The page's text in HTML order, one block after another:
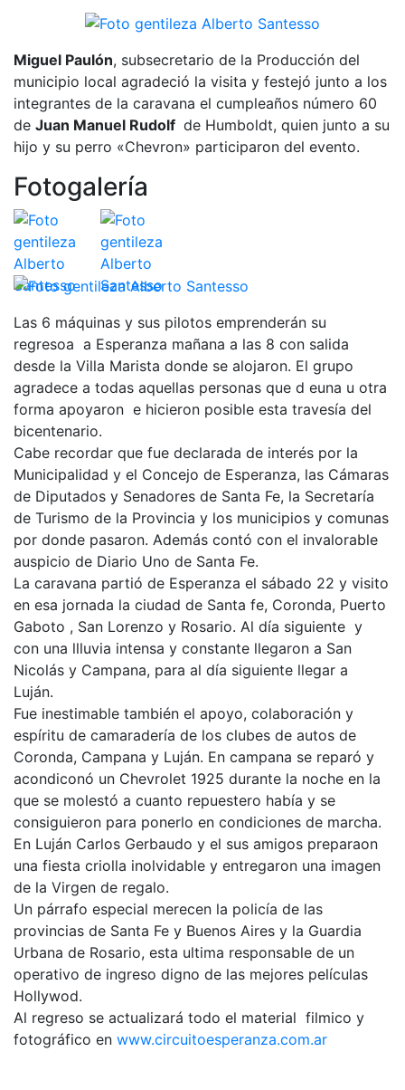
Miguel Paulón, subsecretario de la Producción del
municipio local agradeció la visita y festejó junto a los
integrantes de la caravana el cumpleaños número 60
de Juan Manuel Rudolf de Humboldt, quien junto a su
hijo y su perro «Chevron» participaron del evento.
Fotogalería
Las 6 máquinas y sus pilotos emprenderán su
regresoa a Esperanza mañana a las 8 con salida
desde la Villa Marista donde se alojaron. El grupo
agradece a todas aquellas personas que d euna u otra
forma apoyaron e hicieron posible esta travesía del
bicentenario.
Cabe recordar que fue declarada de interés por la
Municipalidad y el Concejo de Esperanza, las Cámaras
de Diputados y Senadores de Santa Fe, la Secretaría
de Turismo de la Provincia y los municipios y comunas
por donde pasaron. Además contó con el invalorable
auspicio de Diario Uno de Santa Fe.
La caravana partió de Esperanza el sábado 22 y visito
en esa jornada la ciudad de Santa fe, Coronda, Puerto
Gaboto , San Lorenzo y Rosario. Al día siguiente y
con una llluvia intensa y constante llegaron a San
Nicolás y Campana, para al día siguiente llegar a
Luján.
Fue inestimable también el apoyo, colaboración y
espíritu de camaradería de los clubes de autos de
Coronda, Campana y Luján. En campana se reparó y
acondiconó un Chevrolet 1925 durante la noche en la
que se molestó a cuanto repuestero había y se
consiguieron para ponerlo en condiciones de marcha.
En Luján Carlos Gerbaudo y el sus amigos preparaon
una fiesta criolla inolvidable y entregaron una imagen
de la Virgen de regalo.
Un párrafo especial merecen la policía de las
provincias de Santa Fe y Buenos Aires y la Guardia
Urbana de Rosario, esta ultima responsable de un
operativo de ingreso digno de las mejores películas
Hollywod.
Al regreso se actualizará todo el material filmico y
fotográfico en www.circuitoesperanza.com.ar